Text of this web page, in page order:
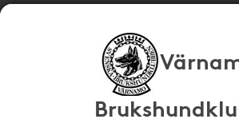
Köp genom denna sida stöttar Värnamo